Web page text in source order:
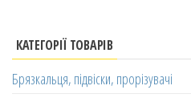
КАТЕГОРІЇ ТОВАРІВ
Брязкальця, підвіски, прорізувачі